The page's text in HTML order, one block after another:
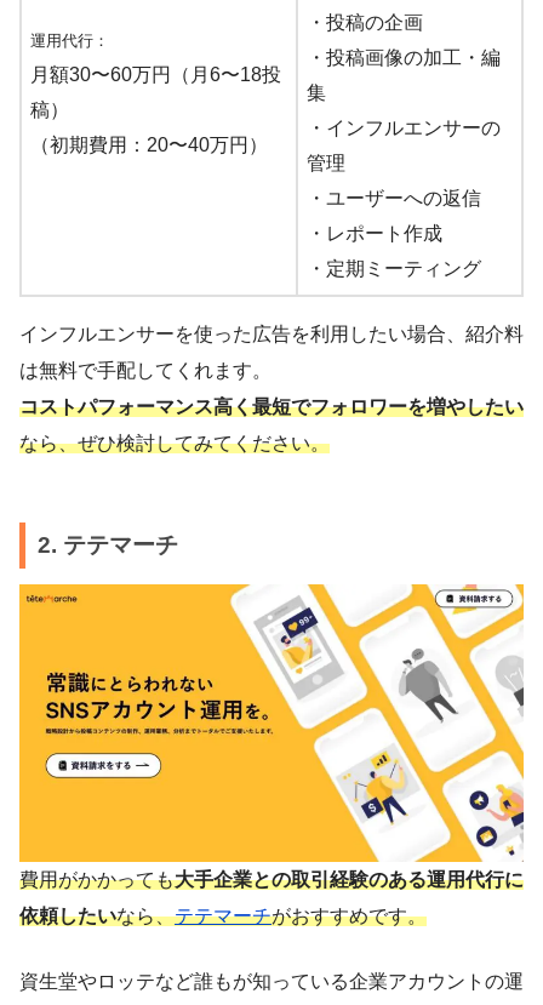
運用代行：
月額30〜60万円（月6〜18投
稿）
（初期費用：20〜40万円）
・投稿の企画
・投稿画像の加工・編
集
・インフルエンサーの
管理
・ユーザーへの返信
・レポート作成
・定期ミーティング
インフルエンサーを使った広告を利用したい場合、紹介料
は無料で手配してくれます。
コストパフォーマンス高く最短でフォロワーを増やしたい
なら、ぜひ検討してみてください。
2. テテマーチ
費用がかかっても大手企業との取引経験のある運用代行に
依頼したいなら、テテマーチがおすすめです。
資生堂やロッテなど誰もが知っている企業アカウントの運